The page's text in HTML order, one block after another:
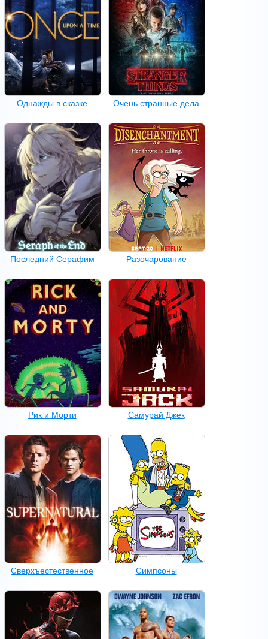
Однажды в сказке Очень странные дела
Последний Серафим Разочарование
Рик и Морти Самурай Джек
Сверхъестественное Симпсоны